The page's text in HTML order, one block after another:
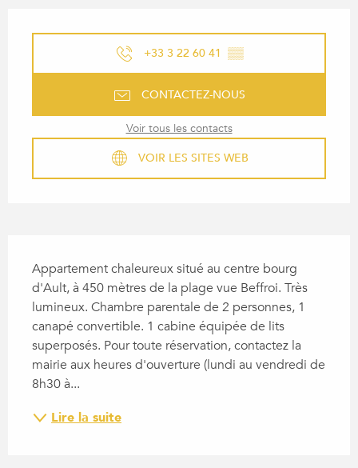
+33 3 22 60 41 ▒▒
CONTACTEZ-NOUS
Voir tous les contacts
VOIR LES SITES WEB
Appartement chaleureux situé au centre bourg
d'Ault, à 450 mètres de la plage vue Beffroi. Très
lumineux. Chambre parentale de 2 personnes, 1
canapé convertible. 1 cabine équipée de lits
superposés. Pour toute réservation, contactez la
mairie aux heures d'ouverture (lundi au vendredi de
8h30 à...
Lire la suite